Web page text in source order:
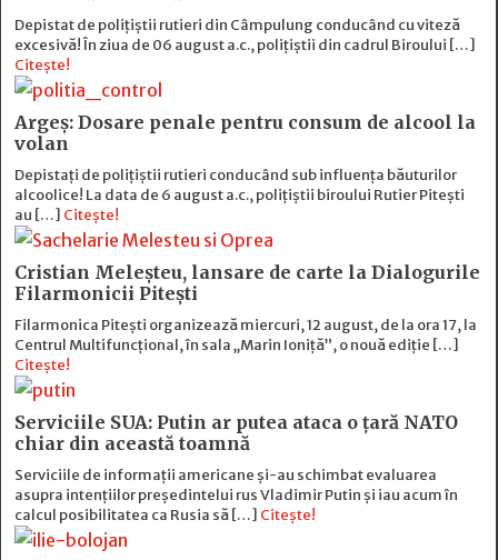
Depistat de polițiștii rutieri din Câmpulung conducând cu viteză
excesivă! În ziua de 06 august a.c., polițiștii din cadrul Biroului […]
Citește!
Argeș: Dosare penale pentru consum de alcool la
volan
Depistați de polițiștii rutieri conducând sub influența băuturilor
alcoolice! La data de 6 august a.c., polițiștii biroului Rutier Pitești
au […] Citește!
Cristian Meleșteu, lansare de carte la Dialogurile
Filarmonicii Pitești
Filarmonica Pitești organizează miercuri, 12 august, de la ora 17, la
Centrul Multifuncțional, în sala „Marin Ioniță”, o nouă ediție […]
Citește!
Serviciile SUA: Putin ar putea ataca o țară NATO
chiar din această toamnă
Serviciile de informații americane și-au schimbat evaluarea
asupra intențiilor președintelui rus Vladimir Putin și iau acum în
calcul posibilitatea ca Rusia să […] Citește!